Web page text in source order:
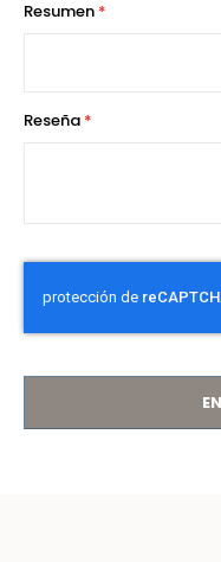
Resumen
Reseña